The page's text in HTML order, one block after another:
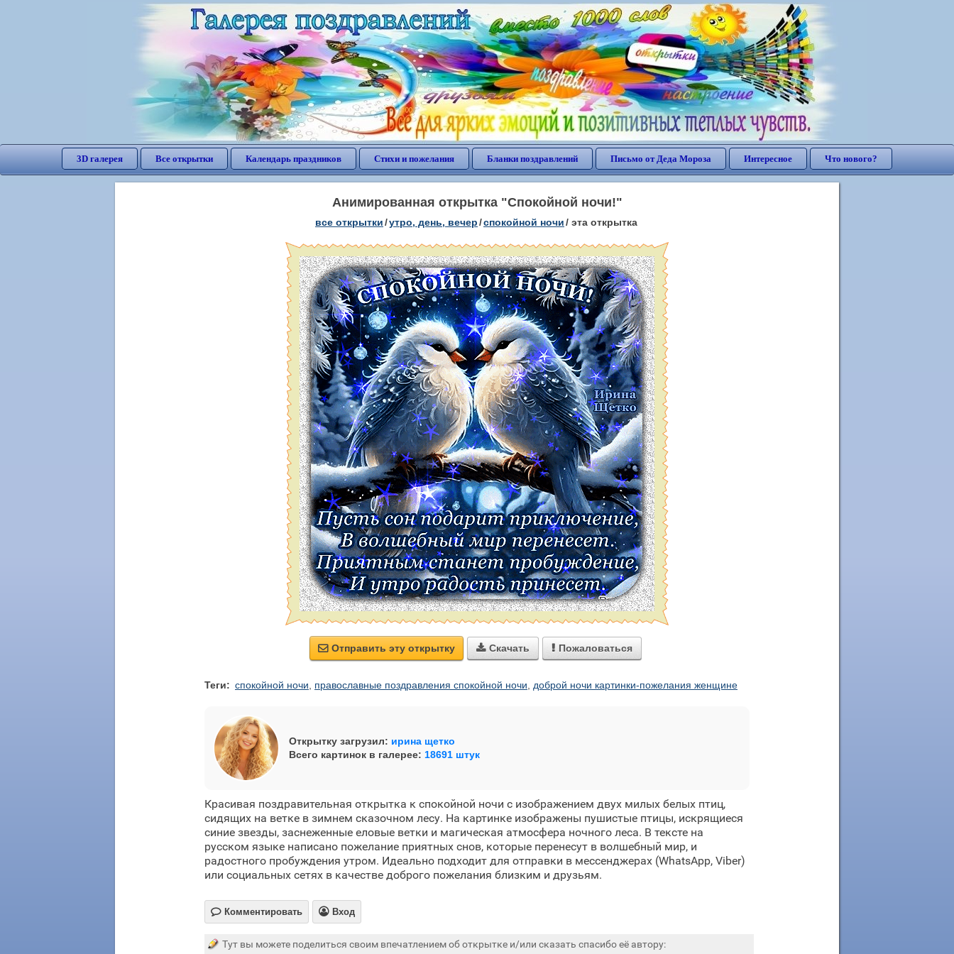
3D галерея Все открытки Календарь праздников Стихи и пожелания Бланки поздравлений Письмо от Деда Мороза Интересное Что нового?
Анимированная открытка "Спокойной ночи!"
все открытки/утро, день, вечер/спокойной ночи/ эта открытка
 Отправить эту открытку  Скачать  Пожаловаться
Теги: спокойной ночи православные поздравления спокойной ночи доброй ночи картинки-пожелания женщине
Открытку загрузил: ирина щетко
Всего картинок в галерее: 18691 штук
Красивая поздравительная открытка к спокойной ночи с изображением двух милых белых птиц,
сидящих на ветке в зимнем сказочном лесу. На картинке изображены пушистые птицы, искрящиеся
синие звезды, заснеженные еловые ветки и магическая атмосфера ночного леса. В тексте на
русском языке написано пожелание приятных снов, которые перенесут в волшебный мир, и
радостного пробуждения утром. Идеально подходит для отправки в мессенджерах (WhatsApp, Viber)
или социальных сетях в качестве доброго пожелания близким и друзьям.
 Комментировать  Вход
Тут вы можете поделиться своим впечатлением об открытке и/или сказать спасибо её автору: